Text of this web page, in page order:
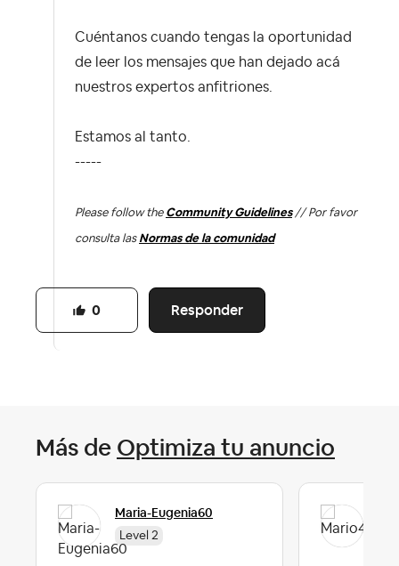
Cuéntanos cuando tengas la oportunidad
de leer los mensajes que han dejado acá
nuestros expertos anfitriones.
Estamos al tanto.
-----
Please follow the Community Guidelines// Por favor
consulta las Normas de la comunidad
Responder
0
Más de Optimiza tu anuncio
Maria-Eugenia60
Level 2